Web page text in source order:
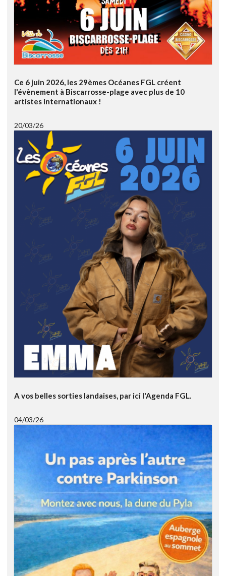
Ce 6 juin 2026, les 29èmes Océanes FGL créent
l'évènement à Biscarrosse-plage avec plus de 10
artistes internationaux !
20/03/26
A vos belles sorties landaises, par ici l'Agenda FGL.
04/03/26